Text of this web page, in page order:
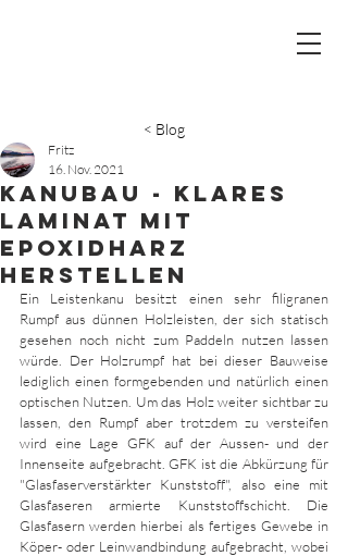
< Blog
Kanubau - Klares
Laminat mit
Epoxidharz
herstellen
Fritz
16. Nov. 2021
Ein Leistenkanu besitzt einen sehr filigranen
Rumpf aus dünnen Holzleisten, der sich statisch
gesehen noch nicht zum Paddeln nutzen lassen
würde. Der Holzrumpf hat bei dieser Bauweise
lediglich einen formgebenden und natürlich einen
optischen Nutzen. Um das Holz weiter sichtbar zu
lassen, den Rumpf aber trotzdem zu versteifen
wird eine Lage GFK auf der Aussen- und der
Innenseite aufgebracht. GFK ist die Abkürzung für
"Glasfaserverstärkter Kunststoff", also eine mit
Glasfaseren armierte Kunststoffschicht. Die
Glasfasern werden hierbei als fertiges Gewebe in
Köper- oder Leinwandbindung aufgebracht, wobei